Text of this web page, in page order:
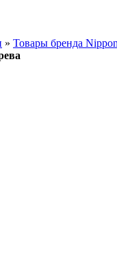
» Товары бренда